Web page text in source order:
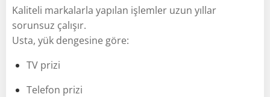
Kaliteli markalarla yapılan işlemler uzun yıllar
sorunsuz çalışır.
Usta, yük dengesine göre:
TV prizi
Telefon prizi